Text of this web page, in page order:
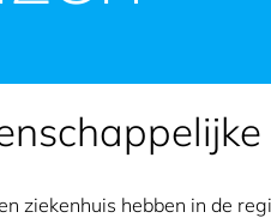
ziekenhuis hebben in de